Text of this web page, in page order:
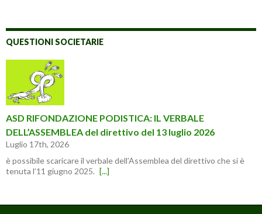
QUESTIONI SOCIETARIE
ASD RIFONDAZIONE PODISTICA: IL VERBALE
DELL’ASSEMBLEA del direttivo del 13 luglio 2026
Luglio 17th, 2026
è possibile scaricare il verbale dell’Assemblea del direttivo che si è
tenuta l’11 giugno 2025. [...]